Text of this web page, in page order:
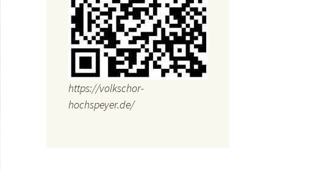
https://volkschor-
hochspeyer.de/